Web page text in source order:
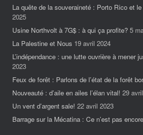
La quête de la souveraineté : Porto Rico et
2025
Usine Northvolt à 7G$ : à qui ça profite? 5
La Palestine et Nous 19 avril 2024
L’indépendance : une lutte ouvrière à mener
2023
Feux de forêt : Parlons de l’état de la forêt
Nouveauté : d’aile en ailes l’élan vital! 29
Un vent d’argent sale! 22 avril 2023
Barrage sur la Mécatina : Ce n’est pas